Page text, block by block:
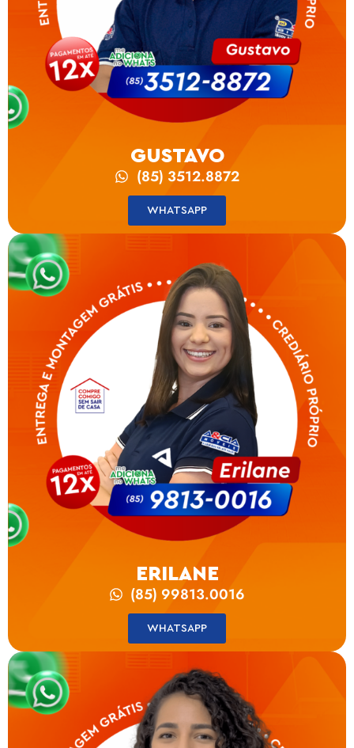
GUSTAVO
(85) 3512.8872
WHATSAPP
ERILANE
(85) 99813.0016
WHATSAPP